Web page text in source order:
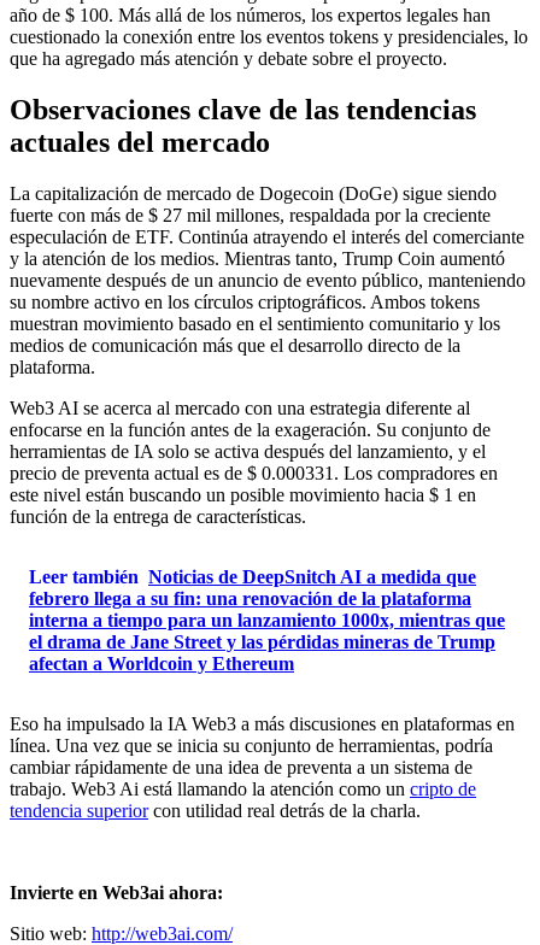
año de $ 100. Más allá de los números, los expertos legales han
cuestionado la conexión entre los eventos tokens y presidenciales, lo
que ha agregado más atención y debate sobre el proyecto.
Observaciones clave de las tendencias
actuales del mercado
La capitalización de mercado de Dogecoin (DoGe) sigue siendo
fuerte con más de $ 27 mil millones, respaldada por la creciente
especulación de ETF. Continúa atrayendo el interés del comerciante
y la atención de los medios. Mientras tanto, Trump Coin aumentó
nuevamente después de un anuncio de evento público, manteniendo
su nombre activo en los círculos criptográficos. Ambos tokens
muestran movimiento basado en el sentimiento comunitario y los
medios de comunicación más que el desarrollo directo de la
plataforma.
Web3 AI se acerca al mercado con una estrategia diferente al
enfocarse en la función antes de la exageración. Su conjunto de
herramientas de IA solo se activa después del lanzamiento, y el
precio de preventa actual es de $ 0.000331. Los compradores en
este nivel están buscando un posible movimiento hacia $ 1 en
función de la entrega de características.
Leer también Noticias de DeepSnitch AI a medida que
febrero llega a su fin: una renovación de la plataforma
interna a tiempo para un lanzamiento 1000x, mientras que
el drama de Jane Street y las pérdidas mineras de Trump
afectan a Worldcoin y Ethereum
Eso ha impulsado la IA Web3 a más discusiones en plataformas en
línea. Una vez que se inicia su conjunto de herramientas, podría
cambiar rápidamente de una idea de preventa a un sistema de
trabajo. Web3 Ai está llamando la atención como un cripto de
tendencia superiorcon utilidad real detrás de la charla.
Invierte en Web3ai ahora:
Sitio web: http://web3ai.com/